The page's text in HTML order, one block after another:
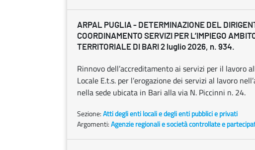
ARPAL PUGLIA - DETERMINAZIONE DEL
COORDINAMENTO SERVIZI PER L’IMPIEGO
TERRITORIALE DI BARI 2 luglio 2026, n. 934.
Rinnovo dell’accreditamento ai servizi per il lavoro
Locale E.t.s. per l’erogazione dei servizi al lavoro
nella sede ubicata in Bari alla via N. Piccinni n. 24.
Sezione:Atti degli enti locali e degli enti pubblici e privati
Argomenti:Agenzie regionali e società controllate e